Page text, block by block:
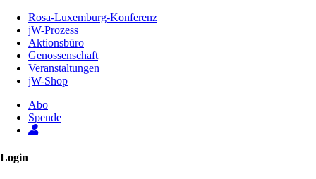
Inhalt
Seite
Rosa-Luxemburg-Konferenz
jW-Prozess
Aktionsbüro
Genossenschaft
Veranstaltungen
jW-Shop
Abo
Spende
Login